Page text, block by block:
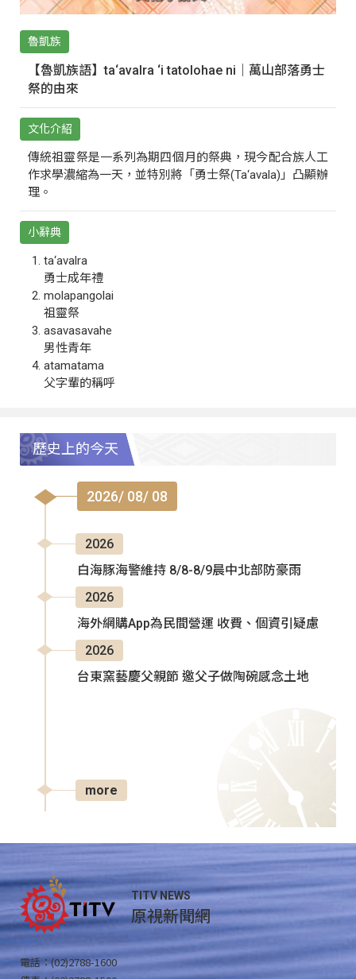
魯凱族
【魯凱族語】ta‘avalra ‘i tatolohae ni｜萬山部落勇士
祭的由來
文化介紹
傳統祖靈祭是一系列為期四個月的祭典，現今配合族人工
作求學濃縮為一天，並特別將「勇士祭(Ta‘avala)」凸顯辦
理。
小辭典
ta‘avalra
勇士成年禮
molapangolai
祖靈祭
asavasavahe
男性青年
atamatama
父字輩的稱呼
歷史上的今天
2026/ 08/ 08
2026
白海豚海警維持 8/8-8/9晨中北部防豪雨
2026
海外網購App為民間營運 收費、個資引疑慮
2026
台東窯藝慶父親節 邀父子做陶碗感念土地
more
TITV NEWS
原視新聞網
電話：(02)2788-1600